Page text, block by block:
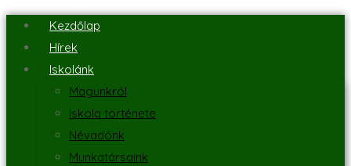
Kezdőlap
Hírek
Iskolánk
Magunkról
Iskola története
Névadónk
Munkatársaink